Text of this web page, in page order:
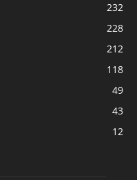
232
228
212
118
49
43
12